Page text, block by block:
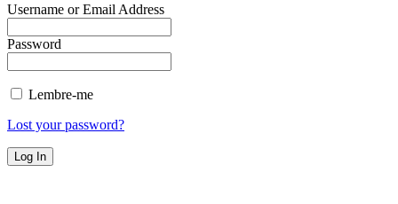
Username or Email Address
Password
Lembre-me
Lost your password?